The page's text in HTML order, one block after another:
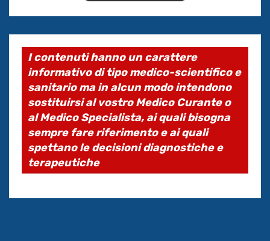
I contenuti hanno un carattere
informativo di tipo medico-scientifico e
sanitario ma in alcun modo intendono
sostituirsi al vostro Medico Curante o
al Medico Specialista, ai quali bisogna
sempre fare riferimento e ai quali
spettano le decisioni diagnostiche e
terapeutiche